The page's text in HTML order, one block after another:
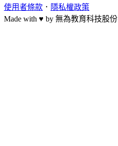
使用者條款 ． 隱私權政策
Made with ♥ by 無為教育科技股份